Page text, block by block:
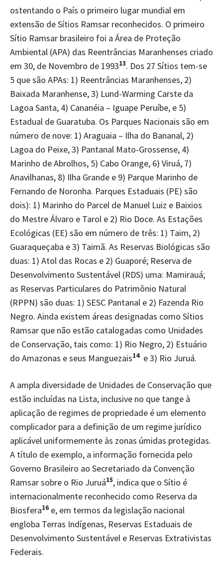
ostentando o País o primeiro lugar mundial em
extensão de Sítios Ramsar reconhecidos. O primeiro
Sítio Ramsar brasileiro foi a Área de Proteção
Ambiental (APA) das Reentrâncias Maranhenses criado
em 30, de Novembro de 199313. Dos 27 Sítios tem-se
5 que são APAs: 1) Reentrâncias Maranhenses, 2)
Baixada Maranhense, 3) Lund-Warming Carste da
Lagoa Santa, 4) Cananéia – Iguape Peruíbe, e 5)
Estadual de Guaratuba. Os Parques Nacionais são em
número de nove: 1) Araguaia – Ilha do Bananal, 2)
Lagoa do Peixe, 3) Pantanal Mato-Grossense, 4)
Marinho de Abrolhos, 5) Cabo Orange, 6) Viruá, 7)
Anavilhanas, 8) Ilha Grande e 9) Parque Marinho de
Fernando de Noronha. Parques Estaduais (PE) são
dois): 1) Marinho do Parcel de Manuel Luiz e Baixios
do Mestre Álvaro e Tarol e 2) Rio Doce. As Estações
Ecológicas (EE) são em número de três: 1) Taim, 2)
Guaraqueçaba e 3) Taimã. As Reservas Biológicas são
duas: 1) Atol das Rocas e 2) Guaporé; Reserva de
Desenvolvimento Sustentável (RDS) uma: Mamirauá;
as Reservas Particulares do Patrimônio Natural
(RPPN) são duas: 1) SESC Pantanal e 2) Fazenda Rio
Negro. Ainda existem áreas designadas como Sítios
Ramsar que não estão catalogadas como Unidades
de Conservação, tais como: 1) Rio Negro, 2) Estuário
do Amazonas e seus Manguezais14e 3) Rio Juruá.
A ampla diversidade de Unidades de Conservação que
estão incluídas na Lista, inclusive no que tange à
aplicação de regimes de propriedade é um elemento
complicador para a definição de um regime jurídico
aplicável uniformemente às zonas úmidas protegidas.
A título de exemplo, a informação fornecida pelo
Governo Brasileiro ao Secretariado da Convenção
Ramsar sobre o Rio Juruá15, indica que o Sítio é
internacionalmente reconhecido como Reserva da
Biosfera16 e, em termos da legislação nacional
engloba Terras Indígenas, Reservas Estaduais de
Desenvolvimento Sustentável e Reservas Extrativistas
Federais.